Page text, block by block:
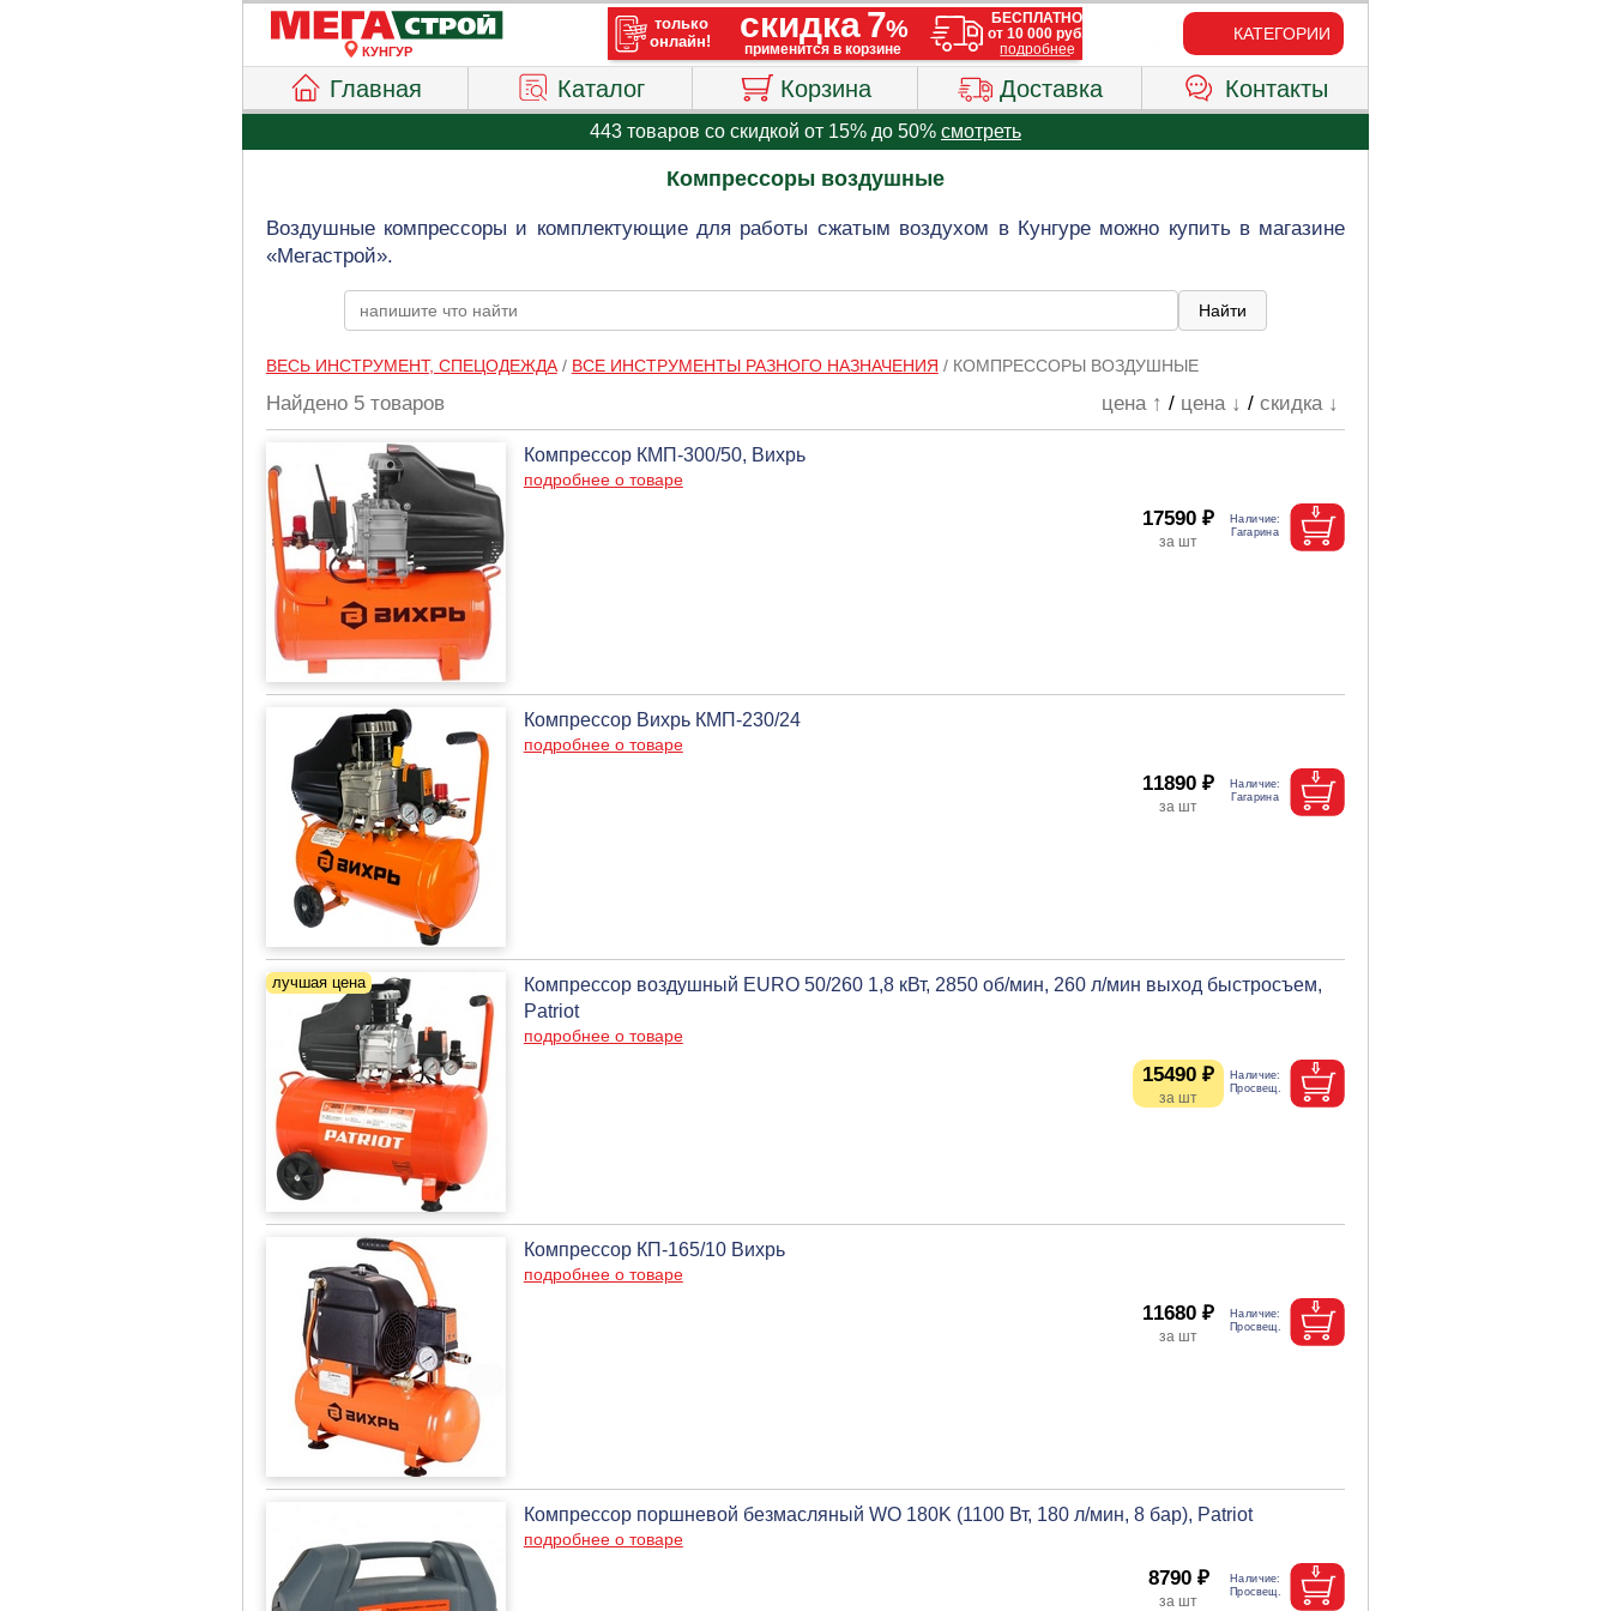
КУНГУР
КАТЕГОРИИ
Главная Каталог Корзина Доставка Контакты
443 товаров со скидкой от 15% до 50% смотреть
Компрессоры воздушные
Воздушные компрессоры и комплектующие для работы сжатым воздухом в Кунгуре можно купить в магазине
«Мегастрой».
ВЕСЬ ИНСТРУМЕНТ, СПЕЦОДЕЖДА/ ВСЕ ИНСТРУМЕНТЫ РАЗНОГО НАЗНАЧЕНИЯ / КОМПРЕССОРЫ ВОЗДУШНЫЕ
Найдено 5 товаров цена ↑ / цена ↓ /скидка ↓
Компрессор КМП-300/50, Вихрь
подробнее о товаре
17590 ₽
Компрессор Вихрь КМП-230/24
подробнее о товаре
11890 ₽
Компрессор воздушный EURO 50/260 1,8 кВт, 2850 об/мин, 260 л/мин выход быстросъем,
Patriot
подробнее о товаре
15490 ₽
Компрессор КП-165/10 Вихрь
подробнее о товаре
11680 ₽
Компрессор поршневой безмасляный WO 180K (1100 Вт, 180 л/мин, 8 бар), Patriot
подробнее о товаре
8790 ₽